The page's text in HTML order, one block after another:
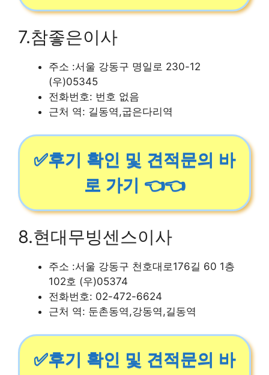
7.참좋은이사
주소 :서울 강동구 명일로 230-12
(우)05345
전화번호: 번호 없음
근처 역: 길동역,굽은다리역
✅후기 확인 및 견적문의 바
로 가기 👈👈
8.현대무빙센스이사
주소 :서울 강동구 천호대로176길 60 1층
102호 (우)05374
전화번호: 02-472-6624
근처 역: 둔촌동역,강동역,길동역
✅후기 확인 및 견적문의 바